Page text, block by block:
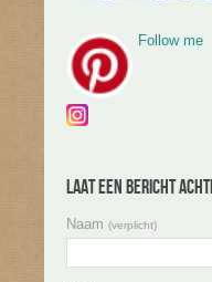
Follow me
Laat een bericht
Naam (verplicht)